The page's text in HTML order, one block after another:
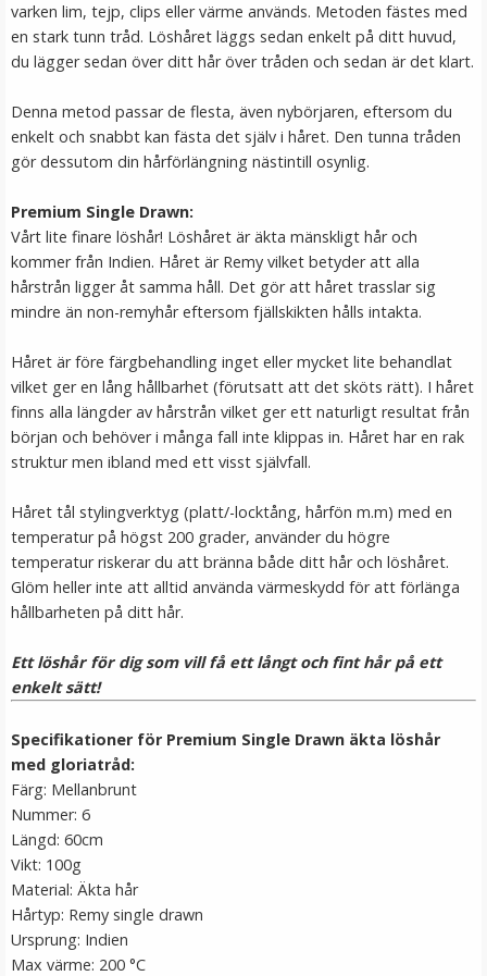
LÄGG I VARUKORG
Mizzy Tangler brush - Zebramönster vit
LÄGG I VARUKORG
varken lim, tejp, clips eller värme används. Metoden fästes med
en stark tunn tråd. Löshåret läggs sedan enkelt på ditt huvud,
du lägger sedan över ditt hår över tråden och sedan är det klart.
Denna metod passar de flesta, även nybörjaren, eftersom du
enkelt och snabbt kan fästa det själv i håret. Den tunna tråden
gör dessutom din hårförlängning nästintill osynlig.
Premium Single Drawn:
Vårt lite finare löshår! Löshåret är äkta mänskligt hår och
kommer från Indien. Håret är Remy vilket betyder att alla
hårstrån ligger åt samma håll. Det gör att håret trasslar sig
mindre än non-remyhår eftersom fjällskikten hålls intakta.
Håret är före färgbehandling inget eller mycket lite behandlat
vilket ger en lång hållbarhet (förutsatt att det sköts rätt). I håret
finns alla längder av hårstrån vilket ger ett naturligt resultat från
början och behöver i många fall inte klippas in. Håret har en rak
struktur men ibland med ett visst självfall.
Håret tål stylingverktyg (platt/-locktång, hårfön m.m) med en
temperatur på högst 200 grader, använder du högre
temperatur riskerar du att bränna både ditt hår och löshåret.
Glöm heller inte att alltid använda värmeskydd för att förlänga
hållbarheten på ditt hår.
Ett löshår för dig som vill få ett långt och fint hår på ett
enkelt sätt!
Specifikationer för Premium Single Drawn äkta löshår
med gloriatråd:
Färg: Mellanbrunt
Nummer: 6
Längd: 60cm
Vikt: 100g
Material: Äkta hår
Hårtyp: Remy single drawn
Ursprung: Indien
Max värme: 200 °C